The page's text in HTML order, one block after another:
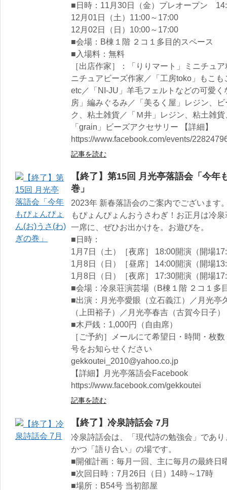
■日時：11月30日（金）プレオープン
12月01日（土）11:00～17:00
12月02日（日）10:00～17:00
■会場：B棟１階 ２コ１多目的スペース
■入場料：無料
［出店作家］：「りりマート」ミニチュ
ニチュアビーズ作家／「工房toko」もこ
etc／「NI-JU」羊毛フェルトなどの可愛
房」編みぐるみ／「美るく屋」レジン、
ク、粘土雑貨／「Ｍ井」レジン、粘土雑
「grain」ビーズアクセサリー 【詳細】
https://www.facebook.com/events/
記事を読む
【終了】第15回 月光亭落語会「今
巻」
2023年 新春落語会のご案内でございます
もぴょんぴょんおうさわぎ！お正月は冷
一席に、ぜひお出かけを。お遊びを。
■日時：
1月7日（土）［夜席］ 18:00開演（開場
1月8日（日）［昼席］ 14:00開演（開場
1月8日（日）［夜席］ 17:30開演（開場
■会場：冷泉荘演芸場（B棟１階 ２コ１多
■出演：月光亭愛眼（立石義江）／月光亭
（上田裕子）／月光亭春吉（古賀今日子）
■木戸銭：1,000円（自由席）
［ご予約］メールにて希望日・時間・枚
号をお知らせください
gekkoutei_2010@yahoo.co.jp
【詳細】月光亭落語会Facebook
https://www.facebook.com/gekkoutei
記事を読む
【終了】冷泉詩話会 7月
冷泉詩話会は、「現代詩の勉強会」であ
かつ「語り合い」の場です。
■開催計画：毎月一回、主に毎月の最終日
■次回日時：7月26日（日）14時～17時
■場所：B54号 当初部屋